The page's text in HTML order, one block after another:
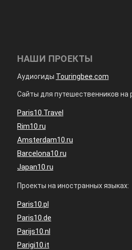
НАШИ ПРОЕКТЫ
Аудиогиды Touringbee.com
Сайты для путешественников на
Paris10.Travel
Rim10.ru
Amsterdam10.ru
Barcelona10.ru
Japan10.ru
Проекты на иностранных языках:
Paris10.pl
Paris10.de
Parijs10.nl
Parigi10.it